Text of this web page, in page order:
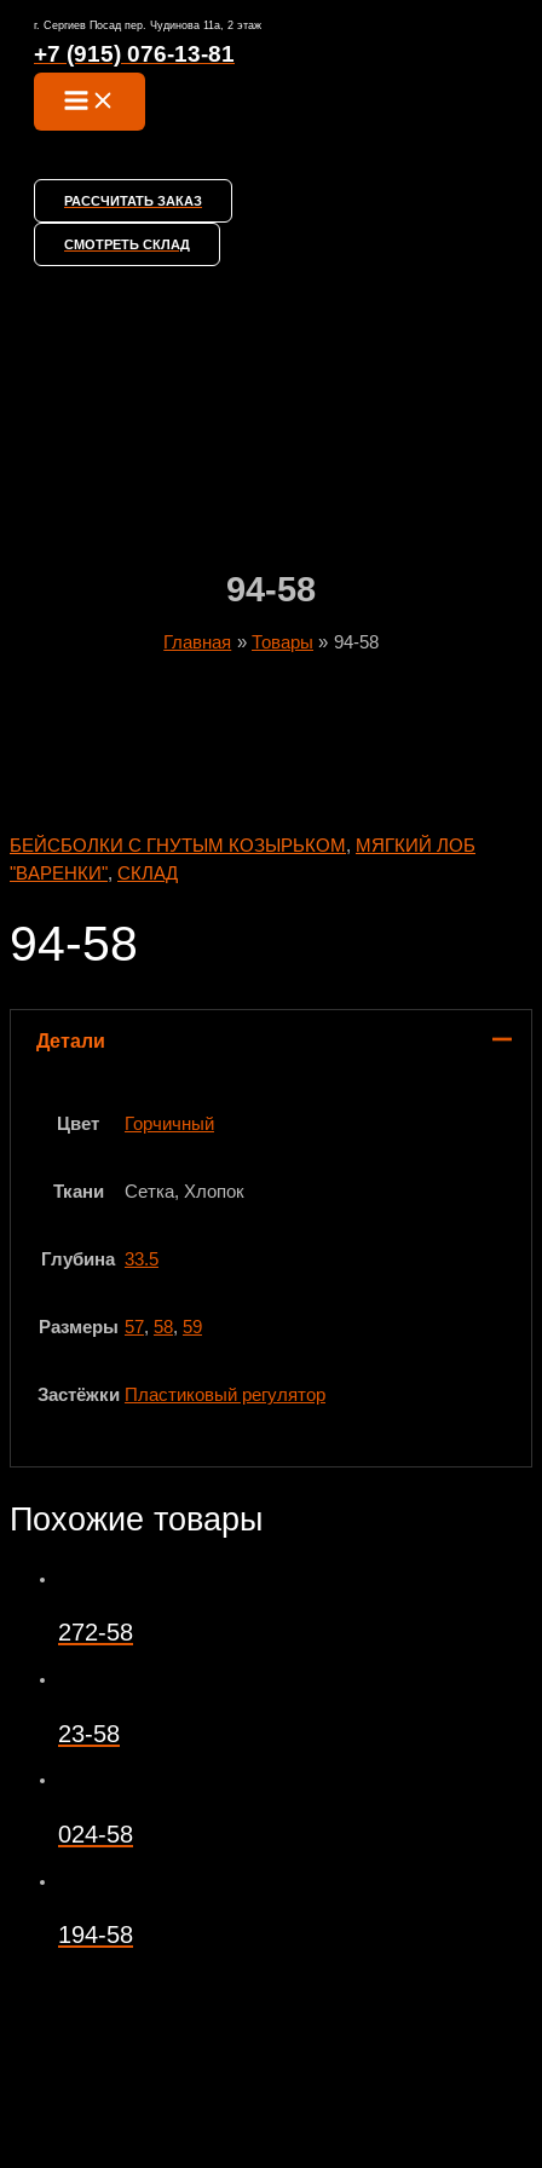
содержимому
г. Сергиев Посад пер. Чудинова 11а, 2 этаж
+7 (915) 076-13-81
MENU
РАССЧИТАТЬ ЗАКАЗ
СМОТРЕТЬ СКЛАД
94-58
Главная Товары 94-58
БЕЙСБОЛКИ С ГНУТЫМ КОЗЫРЬКОМ , МЯГКИЙ ЛОБ
"ВАРЕНКИ", СКЛАД
94-58
Детали
Цвет Горчичный
Ткани Сетка, Хлопок
Глубина 33.5
Размеры 57, 58, 59
Застёжки Пластиковый регулятор
Похожие товары
272-58
23-58
024-58
194-58